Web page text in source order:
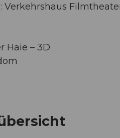
Verkehrshaus
Haie – 3D